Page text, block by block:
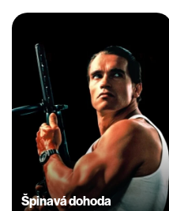
Špinavá dohoda